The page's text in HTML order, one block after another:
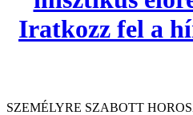
Iratkozz fel a
SZEMÉLYRE SZABOTT